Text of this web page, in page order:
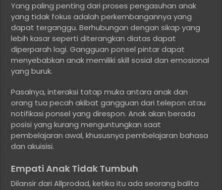
Yang paling penting dari proses pengasuhan anak
yang tidak fokus adalah perkembangannya yang
dapat terganggu. Berhubungan dengan sikap yang
lebih kasar seperti diterangkan diatas dapat
diperparah lagi. Gangguan ponsel pintar dapat
menyebabkan anak memiliki skill sosial dan emosional
yang buruk.
Pasalnya, interaksi tatap muka antara anak dan
orang tua pecah akibat gangguan dari telepon atau
notifikasi ponsel yang direspon. Anak akan berada
posisi yang kurang menguntungkan saat
pembelajaran awal, khususnya pembelajaran bahasa
dan akuisisi.
Empati Anak Tidak Tumbuh
Dilansir dari Allprodad, ketika itu ada seorang balita